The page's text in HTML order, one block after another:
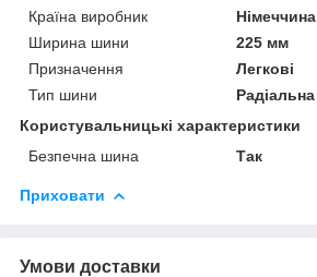
Країна виробник
Німеччина
Ширина шини
225 мм
Призначення
Легкові
Тип шини
Радіальна
Користувальницькі характеристики
Безпечна шина
Так
Приховати
Умови доставки